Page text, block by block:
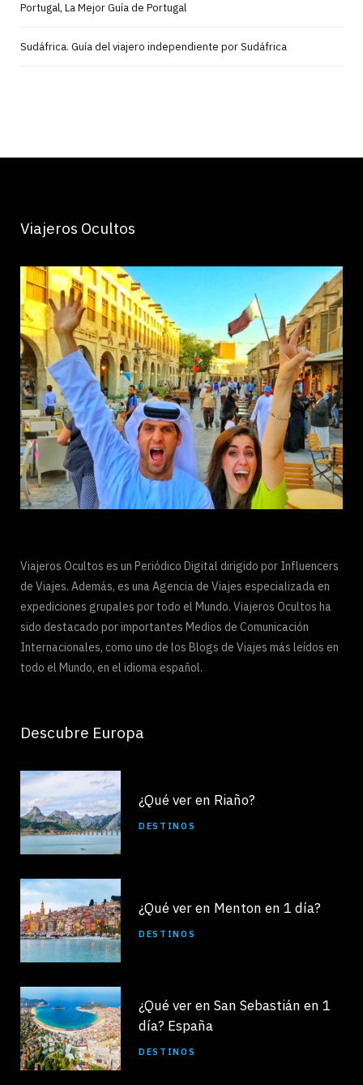
Portugal, La Mejor Guía de Portugal
Sudáfrica. Guía del viajero independiente por Sudáfrica
Viajeros Ocultos
Viajeros Ocultos es un Periódico Digital dirigido por Influencers
de Viajes. Además, es una Agencia de Viajes especializada en
expediciones grupales por todo el Mundo. Viajeros Ocultos ha
sido destacado por importantes Medios de Comunicación
Internacionales, como uno de los Blogs de Viajes más leídos en
todo el Mundo, en el idioma español.
Descubre Europa
¿Qué ver en Riaño?
DESTINOS
¿Qué ver en Menton en 1 día?
DESTINOS
¿Qué ver en San Sebastián en 1
día? España
DESTINOS